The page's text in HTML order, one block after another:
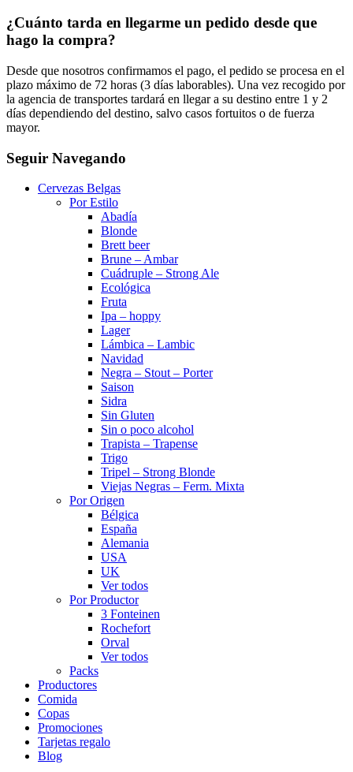
¿Cuánto tarda en llegarme un pedido desde que
hago la compra?
Desde que nosotros confirmamos el pago, el pedido se procesa en el
plazo máximo de 72 horas (3 días laborables). Una vez recogido por
la agencia de transportes tardará en llegar a su destino entre 1 y 2
días dependiendo del destino, salvo casos fortuitos o de fuerza
mayor.
Seguir Navegando
Cervezas Belgas
Por Estilo
Abadía
Blonde
Brett beer
Brune – Ambar
Cuádruple – Strong Ale
Ecológica
Fruta
Ipa – hoppy
Lager
Lámbica – Lambic
Navidad
Negra – Stout – Porter
Saison
Sidra
Sin Gluten
Sin o poco alcohol
Trapista – Trapense
Trigo
Tripel – Strong Blonde
Viejas Negras – Ferm. Mixta
Por Origen
Bélgica
España
Alemania
USA
UK
Ver todos
Por Productor
3 Fonteinen
Rochefort
Orval
Ver todos
Packs
Productores
Comida
Copas
Promociones
Tarjetas regalo
Blog